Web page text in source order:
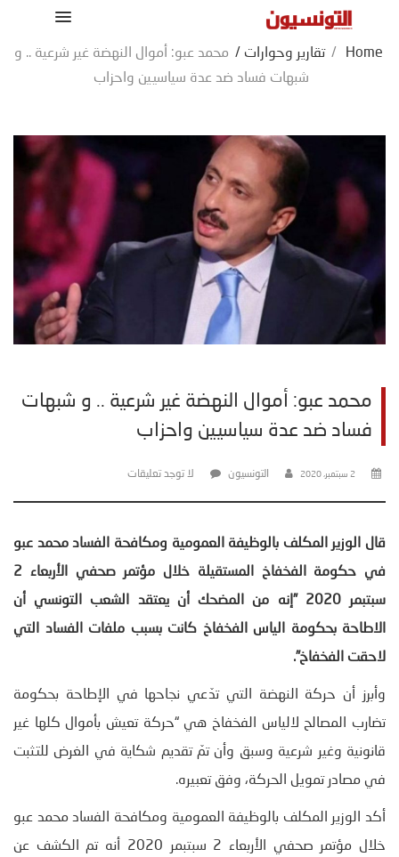
Home
/ تقارير وحوارات / محمد عبو: أموال النهضة غير شرعية .. و
شبهات فساد ضد عدة سياسيين واحزاب
محمد عبو: أموال النهضة غير شرعية .. و شبهات
فساد ضد عدة سياسيين واحزاب
2 سبتمبر، 2020 التونسيون لا توجد تعليقات
قال الوزير المكلف بالوظيفة العمومية ومكافحة الفساد محمد عبو
في حكومة الفخفاخ المستقيلة خلال مؤتمر صحفي الأربعاء 2
سبتبمر 2020 ”إنه من المضحك أن يعتقد الشعب التونسي أن
الاطاحة بحكومة الياس الفخفاخ كانت بسبب ملفات الفساد التي
لاحقت الفخفاخ”.
وأبرز أن حركة النهضة التي تدّعي نجاحها في الإطاحة بحكومة
تضارب المصالح لالياس الفخفاخ هي “حركة تعيش بأموال كلها غير
قانونية وغير شرعية وسبق وأن تمّ تقديم شكاية في الغرض للتثبت
في مصادر تمويل الحركة، وفق تعبيره.
أكد الوزير المكلف بالوظيفة العمومية ومكافحة الفساد محمد عبو
خلال مؤتمر صحفي الأربعاء 2 سبتبمر 2020 أنه تم الكشف عن